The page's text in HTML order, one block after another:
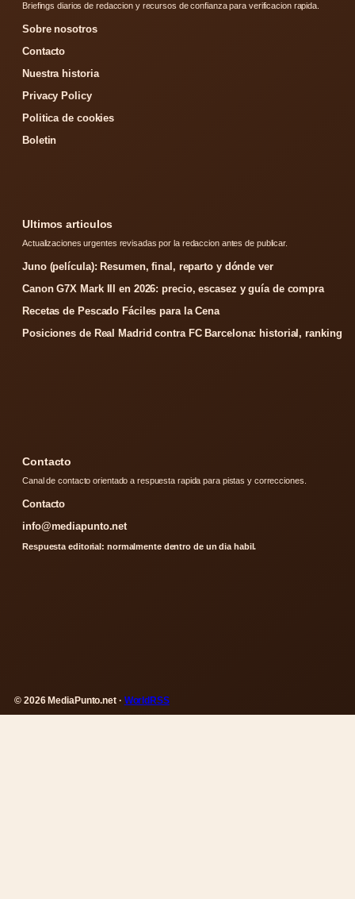
Briefings diarios de redaccion y recursos de confianza para verificacion rapida.
Sobre nosotros
Contacto
Nuestra historia
Privacy Policy
Politica de cookies
Boletin
Ultimos articulos
Actualizaciones urgentes revisadas por la redaccion antes de publicar.
Juno (película): Resumen, final, reparto y dónde ver
Canon G7X Mark III en 2026: precio, escasez y guía de compra
Recetas de Pescado Fáciles para la Cena
Posiciones de Real Madrid contra FC Barcelona: historial, ranking
Contacto
Canal de contacto orientado a respuesta rapida para pistas y correcciones.
Contacto
info@mediapunto.net
Respuesta editorial: normalmente dentro de un dia habil.
© 2026 MediaPunto.net · WorldRSS